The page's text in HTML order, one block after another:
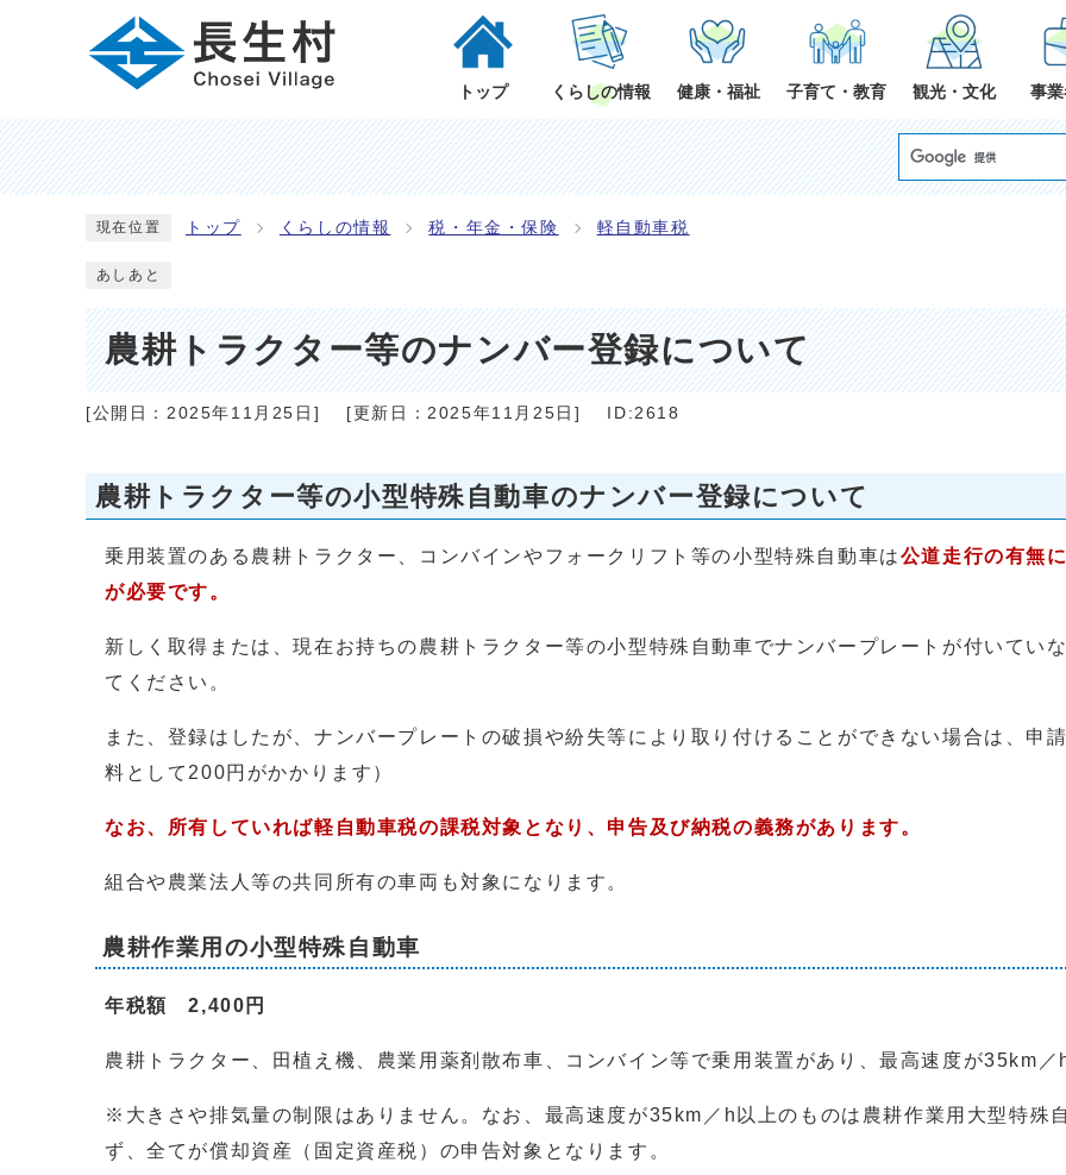
トップ くらしの情報 健康・福祉 子育て・教育 観光・文化 事
現在位置 トップ くらしの情報 税・年金・保険 軽自動車税
あしあと
農耕トラクター等のナンバー登録について
[公開日： 2025年11月25日 ] [更新日：2025年11月25日 ] ID:2618
農耕トラクター等の小型特殊自動車のナンバー登録について
乗用装置のある農耕トラクター、コンバインやフォークリフト等の小型特殊自動車は公道走行の有無
が必要です。
新しく取得または、現在お持ちの農耕トラクター等の小型特殊自動車でナンバープレートが付いてい
てください。
また、登録はしたが、ナンバープレートの破損や紛失等により取り付けることができない場合は、申
料として200円がかかります）
なお、所有していれば軽自動車税の課税対象となり、申告及び納税の義務があります。
組合や農業法人等の共同所有の車両も対象になります。
農耕作業用の小型特殊自動車
年税額 2,400円
農耕トラクター、田植え機、農業用薬剤散布車、コンバイン等で乗用装置があり、最高速度が35km／
※大きさや排気量の制限はありません。なお、最高速度が35km／h以上のものは農耕作業用大型特殊
ず、全てが償却資産（固定資産税）の申告対象となります。